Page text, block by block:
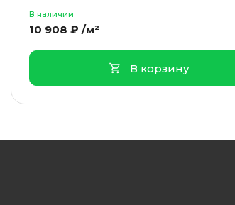
В наличии
10 908 ₽ /м²
В корзину